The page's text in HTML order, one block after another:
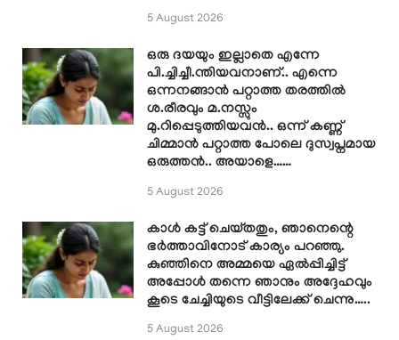
5 August 2026
ഒരു ദയയും ഇല്ലാതെ എന്നേ
പി.ച്ചിച്ചീ.ന്തിയവനാണ്.. എന്നെ
ഒന്നനങ്ങാൻ പറ്റാത്ത തരത്തിൽ
ശ.രീരവും മ.നസ്സും
മു.റിപ്പെടുത്തിയവൻ.. ഒന്ന് കണ്ണ്
ചിമ്മാൻ പറ്റാത്ത പോലെ ദുസ്വപ്നമായ
ഒരുത്തൻ.. അയാളെ……
5 August 2026
കാൾ കട്ട് ചെയ്തതും, ഞാനെന്റെ
ഭർത്താവിനോട് കാര്യം പറഞ്ഞു.
കുഞ്ഞിനെ അമ്മയെ ഏൽപ്പിച്ചിട്ട്
അപ്പോൾ തന്നെ ഞാനും അദ്ദേഹവും
കൂടെ ചേച്ചിയുടെ വീട്ടിലേക്ക് ചെന്നു…..
5 August 2026